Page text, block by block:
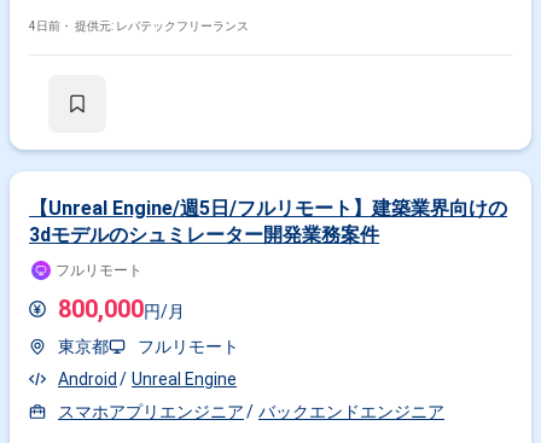
チ - Unreal Engineを活用した3Dシミュレーション環境(デジタルツイン都
4日前・ 提供元: レバテックフリーランス
【Unreal Engine/週5日/フルリモート】建築業界向けの
3dモデルのシュミレーター開発業務案件
フルリモート
800,000円/月
東京都
フルリモート
Android
Unreal Engine
スマホアプリエンジニア
バックエンドエンジニア